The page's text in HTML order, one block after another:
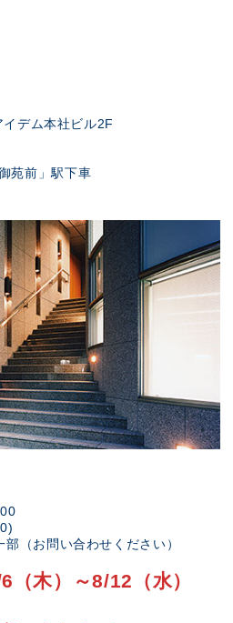
デム本社ビル2F
苑前」駅下車
（お問い合わせください）
（木）～8/12（水）